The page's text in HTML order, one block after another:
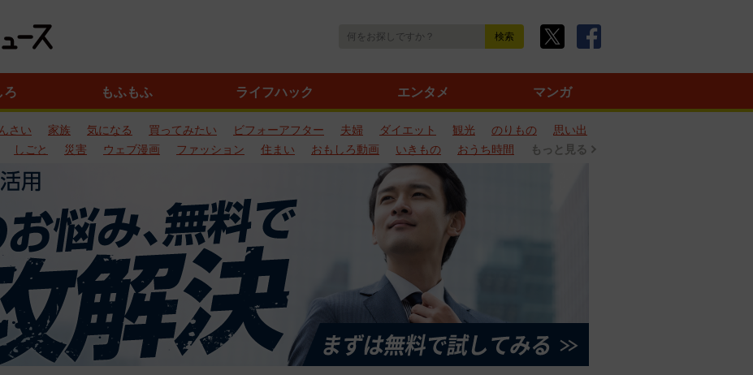
ろ もふもふ ライフハック エンタメ マンガ
さい 家族 気になる 買ってみたい ビフォーアフター 夫婦 ダイエット 観光 のりもの
思い出
しごと 災害 ウェブ漫画 ファッション 住まい おもしろ動画 いきもの おうち時間 もっと見る